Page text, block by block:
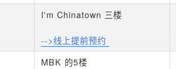
I'm Chinatown 三楼
-->线上提前预约
MBK 的5楼